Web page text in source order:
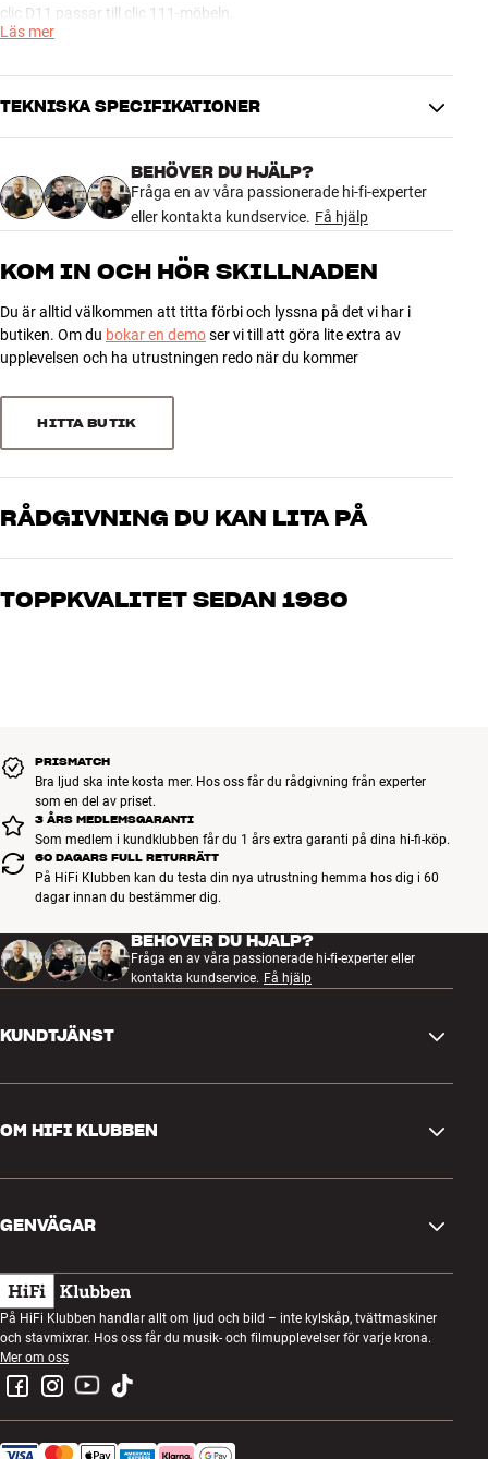
clic D11 passar till clic 111-möbeln.
(svart ask, ek eller zebrano).
Läs mer
TEKNISKA SPECIFIKATIONER
DIMENSIONER OCH DESIGN
Färg
Träfärgad
Färg
Ljus ek
Vikt (kg)
0
Höjd emballage (cm)
0
Längd emballage (cm)
0
Vikt emballage (kg)
0
Bredd emballage (cm)
0
GENERELLA EGENSKAPER
Trälucka till clic-möbler
BEHÖVER DU HJÄLP?
Fråga en av våra passionerade hi-fi-experter
eller kontakta kundservice. Få hjälp
KOM IN OCH HÖR SKILLNADEN
Du är alltid välkommen att titta förbi och lyssna på det vi har i
butiken. Om du bokar en demoser vi till att göra lite extra av
upplevelsen och ha utrustningen redo när du kommer
HITTA BUTIK
RÅDGIVNING DU KAN LITA PÅ
Våra medarbetare är riktiga entusiaster som kan produkterna och
vad du drömmer om, så hjälper vi dig att hitta den lösning som
TOPPKVALITET SEDAN 1980
PRISMATCH
Bra ljud ska inte kosta mer. Hos oss får du rådgivning från experter
som en del av priset.
3 ÅRS MEDLEMSGARANTI
Som medlem i kundklubben får du 1 års extra garanti på dina hi-fi-köp.
60 DAGARS FULL RETURRÄTT
På HiFi Klubben kan du testa din nya utrustning hemma hos dig i 60
dagar innan du bestämmer dig.
BEHÖVER DU HJÄLP?
Fråga en av våra passionerade hi-fi-experter eller
kontakta kundservice. Få hjälp
KUNDTJÄNST
Retur och reklamation
Ångra beställning
Köpvillkor
Integritetspolicy
OM HIFI KLUBBEN
Kundklubb
Lyssnarkväll
Tävlingar
Jobb i HiFi Klubben
GENVÄGAR
Presentkort
Bygg med ljud
Montering och installation
Retur av elavfall
På HiFi Klubben handlar allt om ljud och bild – inte kylskåp, tvättmaskiner
och stavmixrar. Hos oss får du musik- och filmupplevelser för varje krona.
Mer om oss